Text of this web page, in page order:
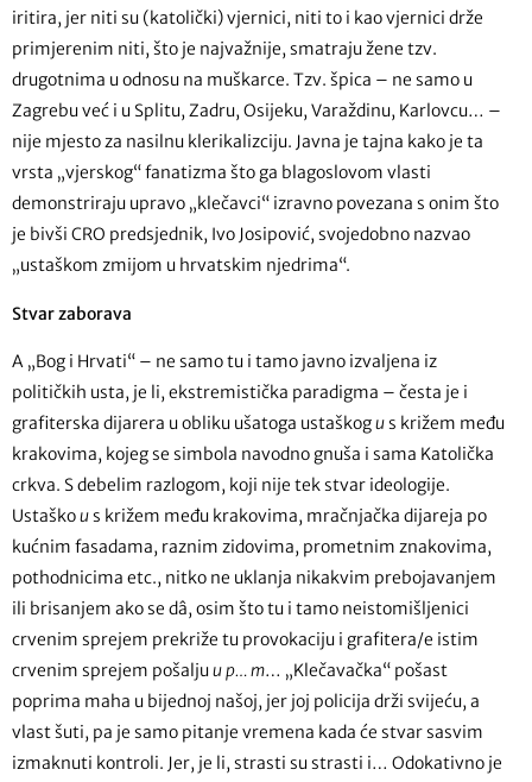
iritira, jer niti su (katolički) vjernici, niti to i kao vjernici drže
primjerenim niti, što je najvažnije, smatraju žene tzv.
drugotnima u odnosu na muškarce. Tzv. špica – ne samo u
Zagrebu već i u Splitu, Zadru, Osijeku, Varaždinu, Karlovcu… –
nije mjesto za nasilnu klerikalizciju. Javna je tajna kako je ta
vrsta „vjerskog“ fanatizma što ga blagoslovom vlasti
demonstriraju upravo „klečavci“ izravno povezana s onim što
je bivši CRO predsjednik, Ivo Josipović, svojedobno nazvao
„ustaškom zmijom u hrvatskim njedrima“.
Stvar zaborava
A „Bog i Hrvati“ – ne samo tu i tamo javno izvaljena iz
političkih usta, je li, ekstremistička paradigma – česta je i
grafiterska dijarera u obliku ušatoga ustaškogus križem među
krakovima, kojeg se simbola navodno gnuša i sama Katolička
crkva. S debelim razlogom, koji nije tek stvar ideologije.
Ustaškous križem među krakovima, mračnjačka dijareja po
kućnim fasadama, raznim zidovima, prometnim znakovima,
pothodnicima etc., nitko ne uklanja nikakvim prebojavanjem
ili brisanjem ako se dâ, osim što tu i tamo neistomišljenici
crvenim sprejem prekriže tu provokaciju i grafitera/e istim
crvenim sprejem pošaljuu p… m… „Klečavačka“ pošast
poprima maha u bijednoj našoj, jer joj policija drži svijeću, a
vlast šuti, pa je samo pitanje vremena kada će stvar sasvim
izmaknuti kontroli. Jer, je li, strasti su strasti i… Odokativno je